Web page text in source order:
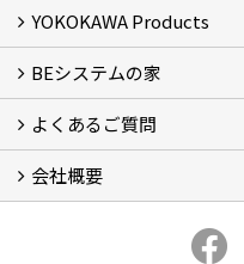
フォトギャラリー
リフォーム専門部
新築・増築専門部
現場レポート
完工事例
お客様の声
横川組歩道除雪隊
『五本線』応援ページ！
YOKOKAWA Products
窓ガラス遮熱・UVカット
水回り再生コーティング
米杉羽目板【やすらぎ】
BEシステムの家
BEシステムの家 実績
BEシステムの家 概要
BEシステムの家 体感会
ハウスオブザ高断熱受賞
よくあるご質問
BEシステムについて
家造りの流れ
会社概要
プライバシー・ポリシー
本社井口移転のお知らせ